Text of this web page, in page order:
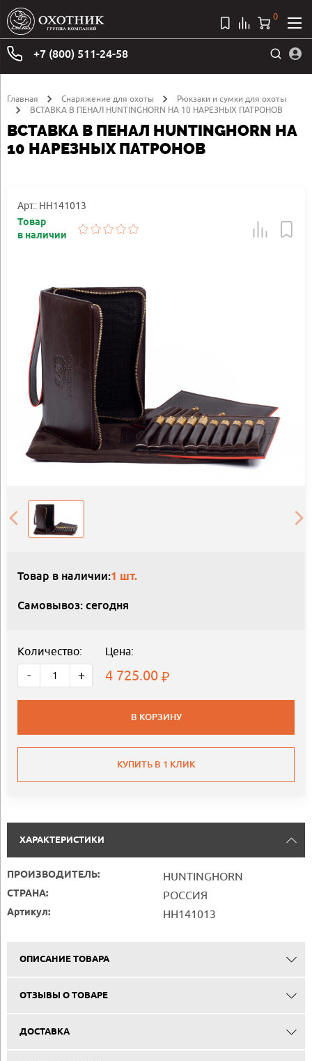
+7 (800) 511-24-58
0
Главная Снаряжение для охоты
Рюкзаки и сумки для охоты
ВСТАВКА В ПЕНАЛ HUNTINGHORN НА 10 НАРЕЗНЫХ ПАТРОНОВ
ВСТАВКА В ПЕНАЛ HUNTINGHORN НА
10 НАРЕЗНЫХ ПАТРОНОВ
Арт.: HH141013
Товар
в наличии
Товар в наличии:1 шт.
Самовывоз: сегодня
Количество:
- +
Цена:
4 725.00
В КОРЗИНУ
КУПИТЬ В 1 КЛИК
ХАРАКТЕРИСТИКИ
ПРОИЗВОДИТЕЛЬ: HUNTINGHORN
СТРАНА: РОССИЯ
Артикул: HH141013
ОПИСАНИЕ ТОВАРА
ОТЗЫВЫ О ТОВАРЕ
ДОСТАВКА